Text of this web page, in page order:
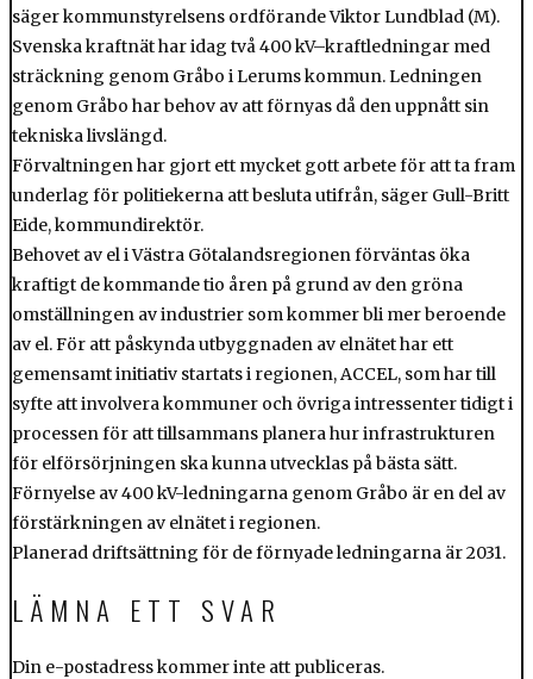
säger kommunstyrelsens ordförande Viktor Lundblad (M).
Svenska kraftnät har idag två 400 kV–kraftledningar med
sträckning genom Gråbo i Lerums kommun. Ledningen
genom Gråbo har behov av att förnyas då den uppnått sin
tekniska livslängd.
Förvaltningen har gjort ett mycket gott arbete för att ta fram
underlag för politiekerna att besluta utifrån, säger Gull-Britt
Eide, kommundirektör.
Behovet av el i Västra Götalandsregionen förväntas öka
kraftigt de kommande tio åren på grund av den gröna
omställningen av industrier som kommer bli mer beroende
av el. För att påskynda utbyggnaden av elnätet har ett
gemensamt initiativ startats i regionen, ACCEL, som har till
syfte att involvera kommuner och övriga intressenter tidigt i
processen för att tillsammans planera hur infrastrukturen
för elförsörjningen ska kunna utvecklas på bästa sätt.
Förnyelse av 400 kV-ledningarna genom Gråbo är en del av
förstärkningen av elnätet i regionen.
Planerad driftsättning för de förnyade ledningarna är 2031.
LÄMNA ETT SVAR
Din e-postadress kommer inte att publiceras.